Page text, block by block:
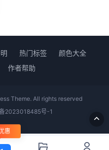
热门标签
颜色大全
作者帮助
Theme. All rights reserved
2023018485号-1
惠